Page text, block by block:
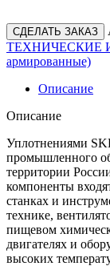
СДЕЛАТЬ ЗАКАЗ
ТЕХНИЧЕСКИЕ
армированные)
Описание
Описание
Уплотнениями
промышленного
территории
компоненты
станках и
технике,
пищевом
двигателях и
высоких